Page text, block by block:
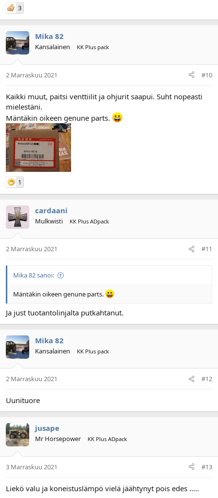
3
Mika 82
Kansalainen KK Plus pack
2 Marraskuu 2021 #10
Kaikki muut, paitsi venttiilit ja ohjurit saapui. Suht nopeasti
mielestäni.
Mäntäkin oikeen genune parts.
1
cardaani
Mulkwisti KK Plus ADpack
2 Marraskuu 2021 #11
Mika 82 sanoi:
Mäntäkin oikeen genune parts.
Ja just tuotantolinjalta putkahtanut.
Mika 82
Kansalainen KK Plus pack
2 Marraskuu 2021 #12
Uunituore
jusape
Mr Horsepower KK Plus ADpack
3 Marraskuu 2021 #13
Liekö valu ja koneistuslämpö vielä jäähtynyt pois edes .....